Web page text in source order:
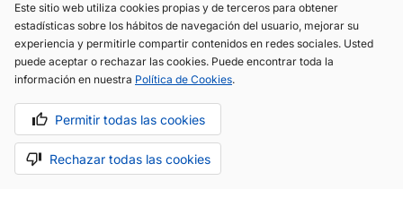
Este sitio web utiliza cookies propias y de terceros para obtener
estadísticas sobre los hábitos de navegación del usuario, mejorar su
experiencia y permitirle compartir contenidos en redes sociales. Usted
puede aceptar o rechazar las cookies. Puede encontrar toda la
información en nuestra Política de Cookies.
Permitir todas las cookies
Rechazar todas las cookies
Este sitio web utiliza cookies propias y de terceros para obtener
estadísticas sobre los hábitos de navegación del usuario, mejorar su
experiencia y permitirle compartir contenidos en redes sociales. Usted
puede aceptar o rechazar las cookies. Puede encontrar toda la
información en nuestra Política de Cookies.
Permitir todas las cookies
Rechazar todas las cookies
info@motoreto.com
Aviso legal Política de cookies